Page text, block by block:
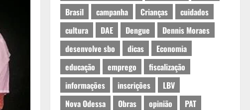
Brasil
campanha Crianças
cuidados
cultura
DAE Dengue
Dennis Moraes
desenvolve sbo
dicas
Economia
educação
emprego
fiscalização
informações
inscrições
LBV
Nova Odessa
Obras opinião
PAT